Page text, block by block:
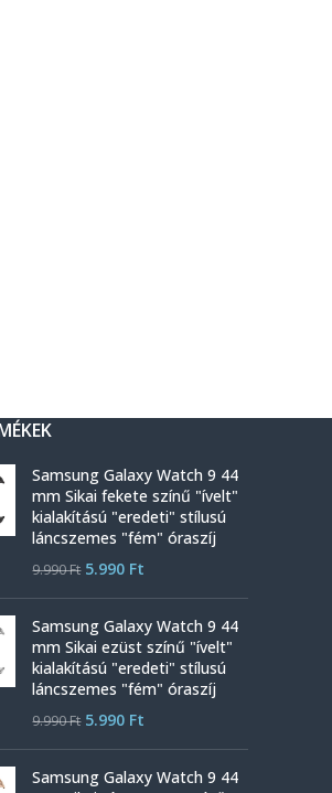
Samsung Galaxy Watch 9 44
mm Sikai fekete színű "ívelt"
kialakítású "eredeti" stílusú
láncszemes "fém" óraszíj
9.990Ft 5.990 Ft
Samsung Galaxy Watch 9 44
mm Sikai ezüst színű "ívelt"
kialakítású "eredeti" stílusú
láncszemes "fém" óraszíj
9.990Ft 5.990 Ft
Samsung Galaxy Watch 9 44